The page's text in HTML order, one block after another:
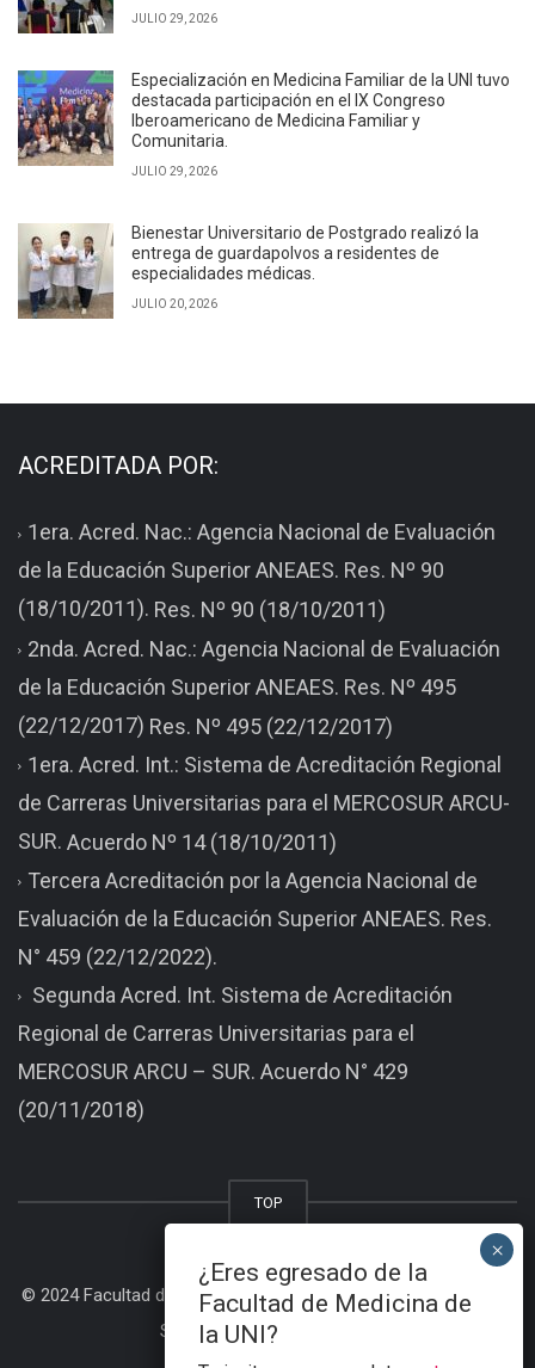
JULIO 29, 2026
Especialización en Medicina Familiar de la UNI tuvo
destacada participación en el IX Congreso
Iberoamericano de Medicina Familiar y
Comunitaria.
JULIO 29, 2026
Bienestar Universitario de Postgrado realizó la
entrega de guardapolvos a residentes de
especialidades médicas.
JULIO 20, 2026
ACREDITADA POR:
1era. Acred. Nac.: Agencia Nacional de Evaluación
de la Educación Superior ANEAES. Res. Nº 90
(18/10/2011). Res. Nº 90 (18/10/2011)
2nda. Acred. Nac.: Agencia Nacional de Evaluación
de la Educación Superior ANEAES. Res. Nº 495
(22/12/2017) Res. Nº 495 (22/12/2017)
1era. Acred. Int.: Sistema de Acreditación Regional
de Carreras Universitarias para el MERCOSUR ARCU-
SUR. Acuerdo Nº 14 (18/10/2011)
Tercera Acreditación por la Agencia Nacional de
Evaluación de la Educación Superior ANEAES. Res.
N° 459 (22/12/2022).
Segunda Acred. Int. Sistema de Acreditación
Regional de Carreras Universitarias para el
MERCOSUR ARCU – SUR. Acuerdo N° 429
(20/11/2018)
TOP
© 2024 Facultad de Medicina - Universidad Nacional de Itapua |
Sitio desarrollado por BDS |
¿Eres egresado de la
Facultad de Medicina de
la UNI?